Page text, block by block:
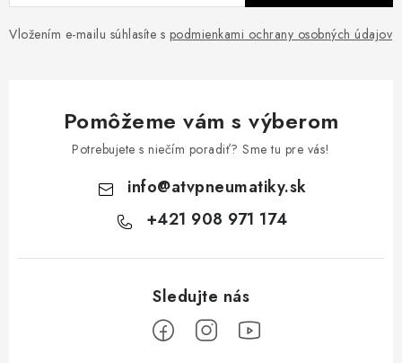
Vložením e-mailu súhlasíte s podmienkami ochrany osobných údajov
Pomôžeme vám s výberom
Potrebujete s niečím poradiť? Sme tu pre vás!
info@atvpneumatiky.sk
+421 908 971 174